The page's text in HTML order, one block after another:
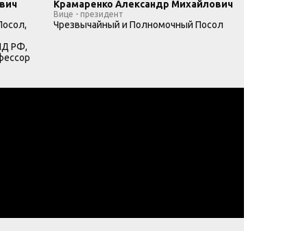
РФ,
Крамаренко Александр Михайлович
Вице - президент
Чрезвычайный и Полномочный Посол